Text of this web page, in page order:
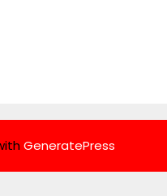
GeneratePress